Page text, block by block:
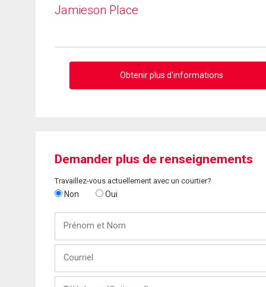
Jamieson Place
Obtenir plus d'informations
Demander plus de renseignements
Travaillez-vous actuellement avec un courtier?
Non Oui
Nom